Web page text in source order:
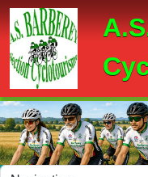
Panneau de gestion des